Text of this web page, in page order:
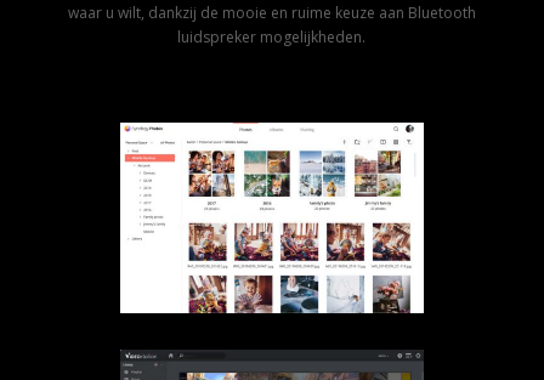
waar u wilt, dankzij de mooie en ruime keuze aan Bluetooth
luidspreker mogelijkheden.